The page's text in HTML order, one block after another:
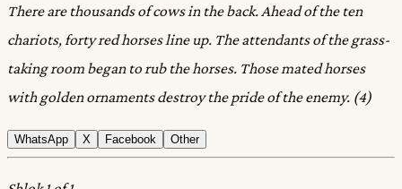
There are thousands of cows in the back. Ahead of the ten
chariots, forty red horses line up. The attendants of the grass-
taking room began to rub the horses. Those mated horses
with golden ornaments destroy the pride of the enemy. (4)
WhatsApp X Facebook Other